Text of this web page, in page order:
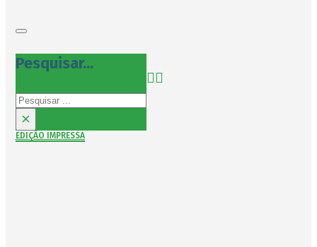
Pesquisar...
Pesquisar
×
EDIÇÃO IMPRESSA